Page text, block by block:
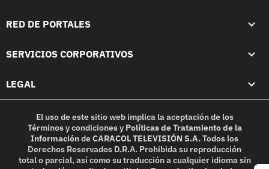
RED DE PORTALES
SERVICIOS CORPORATIVOS
LEGAL
El uso de este sitio web implica la aceptación de los
Términos y condicionesy Políticas de Tratamiento de la
InformacióndeCARACOL TELEVISIÓN S.A.Todos los
Derechos Reservados D.R.A. Prohibida su reproducción
total o parcial, así como su traducción a cualquier idioma sin